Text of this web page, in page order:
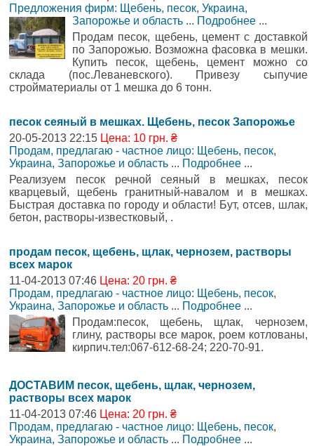
Предложения фирм: Щебень, песок, Украина,
Запорожье и область ... Подробнее ...
Продам песок, щебень, цемент с доставкой
по Запорожью. Возможна фасовка в мешки.
Купить песок, щебень, цемент можно со
склада (пос.Леваневского). Привезу сыпучие
стройматериалы от 1 мешка до 6 тонн.
песок сеяный в мешках. Щебень, песок Запорожье
20-05-2013 22:15 Цена: 10 грн. ₴
Продам, предлагаю - частное лицо: Щебень, песок,
Украина, Запорожье и область ... Подробнее ...
Реализуем песок речной сеяный в мешках, песок
кварцевый, щебень гранитный-навалом и в мешках.
Быстрая доставка по городу и области! Бут, отсев, шлак,
бетон, растворы-известковый, .
продам песок, щебень, щлак, чернозем, растворы
всех марок
11-04-2013 07:46 Цена: 20 грн. ₴
Продам, предлагаю - частное лицо: Щебень, песок,
Украина, Запорожье и область ... Подробнее ...
Продам:песок, щебень, щлак, чернозем,
глину, растворы все марок, роем котлованы,
кирпич.тел:067-612-68-24; 220-70-91.
ДОСТАВИМ песок, щебень, щлак, чернозем,
растворы всех марок
11-04-2013 07:46 Цена: 20 грн. ₴
Продам, предлагаю - частное лицо: Щебень, песок,
Украина, Запорожье и область ... Подробнее ...